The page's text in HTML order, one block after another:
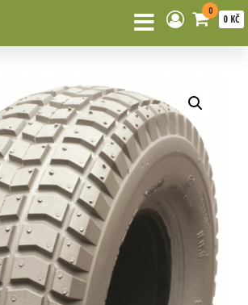
0
0 KČ